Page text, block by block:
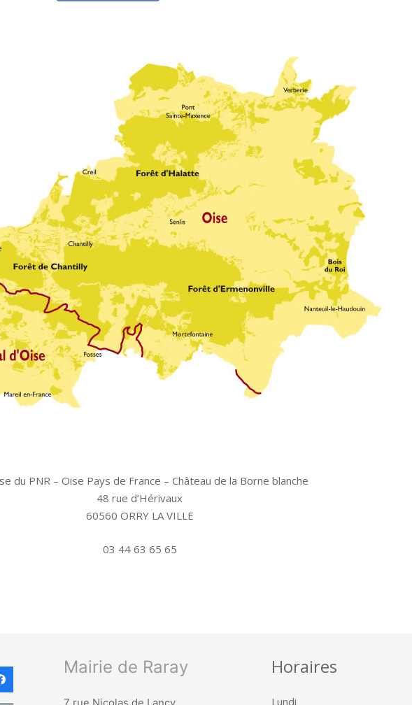
du PNR – Oise Pays de France – Château de la Borne blanche
48 rue d’Hérivaux
60560 ORRY LA VILLE
03 44 63 65 65
Mairie de Raray Horaires
Lundi